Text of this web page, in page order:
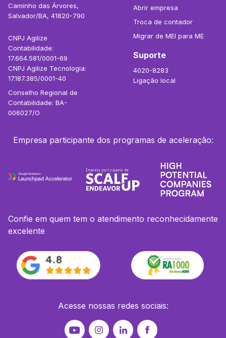
Caminho das Árvores,
Salvador/BA, 41820-790
CNPJ Agilize
Contabilidade:
17.664.581/0001-69
CNPJ Agilize Tecnologia:
17.187.385/0001-40
Conselho Regional de
Contabilidade: BA-
006027/O
Abrir empresa
Troca de contador
Migrar de MEI para ME
Suporte
4020-8283
Ligação local
Empresa participante dos programas de aceleração:
Confie em quem tem o atendimento reconhecidamente
excelente
Acesse nossas redes sociais: